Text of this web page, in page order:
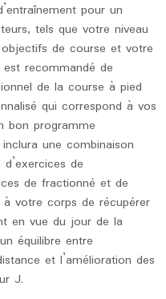
pour un
tels que votre niveau
de course et votre
recommandé de
de la course à pied
qui correspond à vos
bon programme
une combinaison
de
de fractionné et de
votre corps de récupérer
en vue du jour de la
équilibre entre
et l’amélioration des
J.